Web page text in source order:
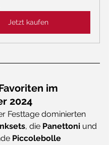
Jetzt kaufen
im
2024
Festtage dominierten
, die Panettoni und
Piccolebolle